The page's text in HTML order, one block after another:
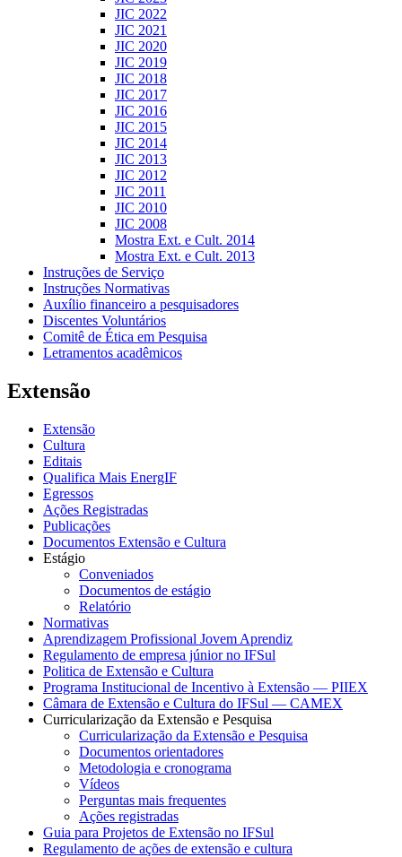
JIC 2022
JIC 2021
JIC 2020
JIC 2019
JIC 2018
JIC 2017
JIC 2016
JIC 2015
JIC 2014
JIC 2013
JIC 2012
JIC 2011
JIC 2010
JIC 2008
Mostra Ext. e Cult. 2014
Mostra Ext. e Cult. 2013
Instruções de Serviço
Instruções Normativas
Auxílio financeiro a pesquisadores
Discentes Voluntários
Comitê de Ética em Pesquisa
Letramentos acadêmicos
Extensão
Extensão
Cultura
Editais
Qualifica Mais EnergIF
Egressos
Ações Registradas
Publicações
Documentos Extensão e Cultura
Estágio
Conveniados
Documentos de estágio
Relatório
Normativas
Aprendizagem Profissional Jovem Aprendiz
Regulamento de empresa júnior no IFSul
Politica de Extensão e Cultura
Programa Institucional de Incentivo à Extensão — PIIEX
Câmara de Extensão e Cultura do IFSul — CAMEX
Curricularização da Extensão e Pesquisa
Curricularização da Extensão e Pesquisa
Documentos orientadores
Metodologia e cronograma
Vídeos
Perguntas mais frequentes
Ações registradas
Guia para Projetos de Extensão no IFSul
Regulamento de ações de extensão e cultura